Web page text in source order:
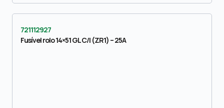
721112927
Fusível rolo 14×51 GL C/I (ZR1) – 25A